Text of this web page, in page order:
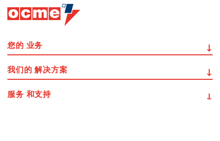
您的 业务
我们的 解决方案
服务 和支持